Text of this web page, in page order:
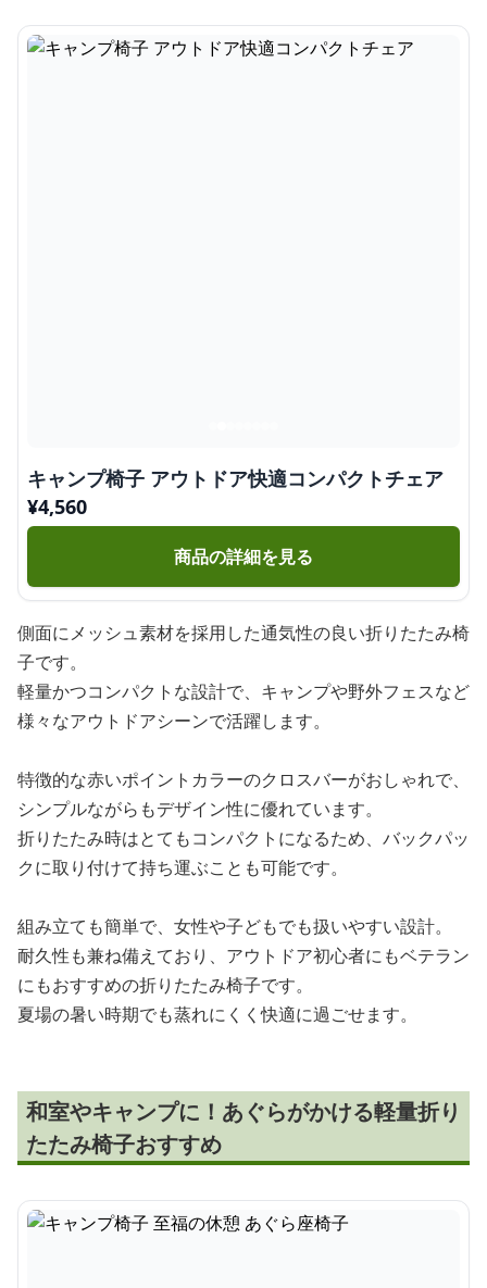
キャンプ椅子 アウトドア快適コンパクトチェア
¥4,560
商品の詳細を見る
側面にメッシュ素材を採用した通気性の良い折りたたみ椅
子です。
軽量かつコンパクトな設計で、キャンプや野外フェスなど
様々なアウトドアシーンで活躍します。
特徴的な赤いポイントカラーのクロスバーがおしゃれで、
シンプルながらもデザイン性に優れています。
折りたたみ時はとてもコンパクトになるため、バックパッ
クに取り付けて持ち運ぶことも可能です。
組み立ても簡単で、女性や子どもでも扱いやすい設計。
耐久性も兼ね備えており、アウトドア初心者にもベテラン
にもおすすめの折りたたみ椅子です。
夏場の暑い時期でも蒸れにくく快適に過ごせます。
和室やキャンプに！あぐらがかける軽量折り
たたみ椅子おすすめ